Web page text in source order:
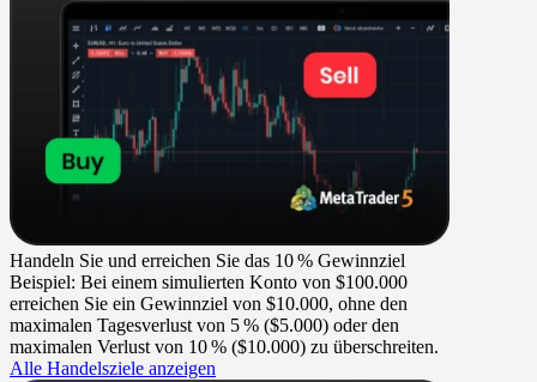
Handeln Sie und erreichen Sie das 10 % Gewinnziel
Beispiel: Bei einem simulierten Konto von $100.000
erreichen Sie ein Gewinnziel von $10.000, ohne den
maximalen Tagesverlust von 5 % ($5.000) oder den
maximalen Verlust von 10 % ($10.000) zu überschreiten.
Alle Handelsziele anzeigen